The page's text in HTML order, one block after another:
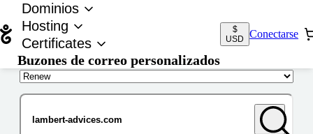
Dominios
Hosting
Certificates
Buzones de correo personalizados
$
USD
Conectarse